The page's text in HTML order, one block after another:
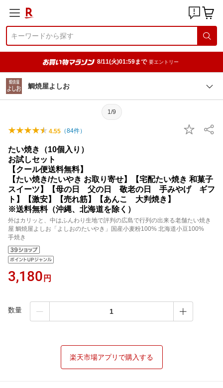
8/11(火)01:59まで 要エントリー
鯛焼屋よしお
1/9
4.55 （84件）
たい焼き（10個入り）
お試しセット
【クール便送料無料】
【たい焼き/たいやき お取り寄せ】【宅配たい焼き 和菓子
スイーツ】【母の日 父の日 敬老の日 手みやげ ギフ
ト】【激安】【売れ筋】【あんこ 大判焼き】
※送料無料（沖縄、北海道を除く）
外はカリッと、中はふんわり生地で評判の広島で行列の出来る老舗たい焼き
屋 鯛焼屋よしお「よしおのたいやき」国産小麦粉100% 北海道小豆100%
手焼き
3,180 円
数量
楽天市場アプリで購入する